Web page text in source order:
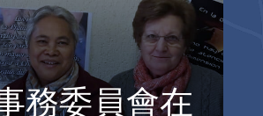
務委員會在